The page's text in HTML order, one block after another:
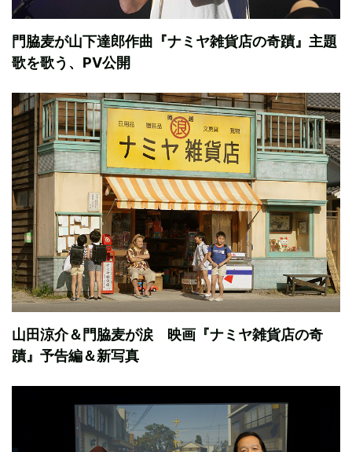
門脇麦が山下達郎作曲『ナミヤ雑貨店の奇蹟』主題
歌を歌う、PV公開
山田涼介＆門脇麦が涙 映画『ナミヤ雑貨店の奇
蹟』予告編＆新写真